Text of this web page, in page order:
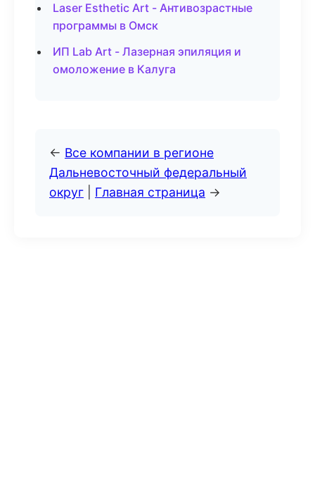
Laser Esthetic Art - Антивозрастные
программы в Омск
ИП Lab Art - Лазерная эпиляция и
омоложение в Калуга
← Все компании в регионе
Дальневосточный федеральный
округ
Главная страница →